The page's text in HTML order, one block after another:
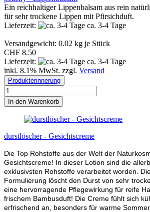
Ein reichhaltiger Lippenbalsam aus rein
für sehr trockene Lippen mit Pfirsichduft.
Lieferzeit:
ca. 3-4 Tage
Versandgewicht: 0.02 kg je Stück
CHF 8.50
Lieferzeit:
ca. 3-4 Tage
inkl. 8.1% MwSt. zzgl. Versand
Produkterinnerung
In den Warenkorb
durstlöscher - Gesichtscreme
Die Top Rohstoffe aus der Welt der
Gesichtscreme! In dieser Lotion sind die
exklusivsten Rohstoffe verarbeitet worden.
Formulierung löscht den Durst von sehr
eine hervorragende Pflegewirkung für reife
frischem Bambusduft! Die Creme fühlt sich
erfrischend an, besonders für warme